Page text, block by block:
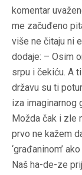
komentar
me začuđeno
više ne čitaju ni
dodaje: – Osim
srpu i čekiću. A
državu su ti
iza imaginarnog
Možda čak i zle
prvo ne kažem
‘građaninom’
Naš ha-de-ze